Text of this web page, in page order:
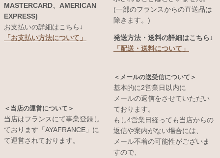
MASTERCARD、AMERICAN
EXPRESS)
お支払いの詳細はこちら↓
「お支払い方法について」
＜当店の運営について＞
当店はフランスにて事業登録し
ております「AYAFRANCE」に
て運営されております。
(一部のフランスからの直送品は
除きます。)
発送方法・送料の詳細はこちら↓
「配送・送料について」
＜メールの送受信について＞
基本的に2営業日以内に
メールの返信をさせていただい
ております。
もし4営業日経っても当店からの
返信や案内がない場合には、
メール不着の可能性がございま
すので、